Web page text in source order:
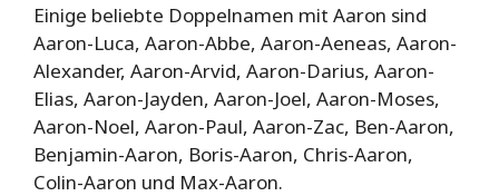
Einige beliebte Doppelnamen mit Aaron sind
Aaron-Luca, Aaron-Abbe, Aaron-Aeneas, Aaron-
Alexander, Aaron-Arvid, Aaron-Darius, Aaron-
Elias, Aaron-Jayden, Aaron-Joel, Aaron-Moses,
Aaron-Noel, Aaron-Paul, Aaron-Zac, Ben-Aaron,
Benjamin-Aaron, Boris-Aaron, Chris-Aaron,
Colin-Aaron und Max-Aaron.